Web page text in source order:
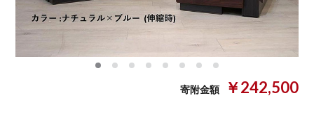
寄附金額 ￥242,500